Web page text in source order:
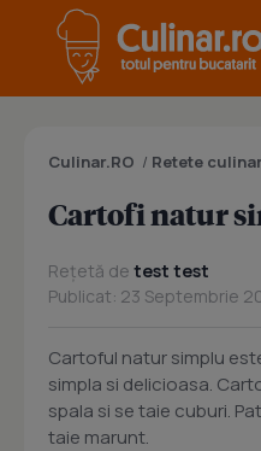
Culinar.RO / Retete
Cartofi natur
Rețetă de test test
Publicat: 23 Septembrie
Cartoful natur simplu
simpla si delicioasa.
spala si se taie cuburi.
taie marunt.